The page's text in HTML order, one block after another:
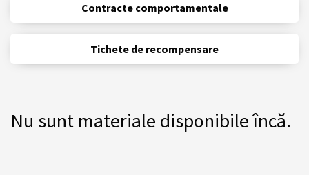
Contracte comportamentale
Tichete de recompensare
Nu sunt materiale disponibile încă.